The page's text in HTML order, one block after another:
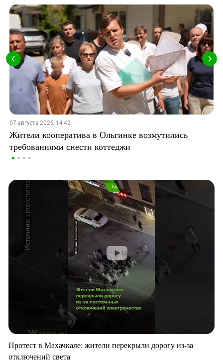
07 августа 2026, 14:42
Жители кооператива в Ольгинке возмутились
требованиями снести коттеджи
Протест в Махачкале: жители перекрыли дорогу из-за
отключений света